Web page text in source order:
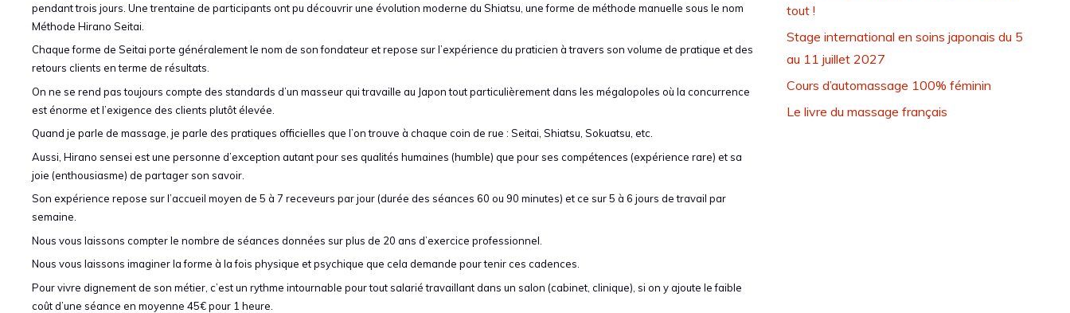
pendant trois jours. Une trentaine de participants ont pu découvrir une évolution moderne du Shiatsu, une forme de méthode manuelle sous le nom
Méthode Hirano Seitai.
Chaque forme de Seitai porte généralement le nom de son fondateur et repose sur l’expérience du praticien à travers son volume de pratique et des
retours clients en terme de résultats.
On ne se rend pas toujours compte des standards d’un masseur qui travaille au Japon tout particulièrement dans les mégalopoles où la concurrence
est énorme et l’exigence des clients plutôt élevée.
Quand je parle de massage, je parle des pratiques officielles que l’on trouve à chaque coin de rue : Seitai, Shiatsu, Sokuatsu, etc.
Aussi, Hirano sensei est une personne d’exception autant pour ses qualités humaines (humble) que pour ses compétences (expérience rare) et sa
joie (enthousiasme) de partager son savoir.
Son expérience repose sur l’accueil moyen de 5 à 7 receveurs par jour (durée des séances 60 ou 90 minutes) et ce sur 5 à 6 jours de travail par
semaine.
Nous vous laissons compter le nombre de séances données sur plus de 20 ans d’exercice professionnel.
Nous vous laissons imaginer la forme à la fois physique et psychique que cela demande pour tenir ces cadences.
Pour vivre dignement de son métier, c’est un rythme intournable pour tout salarié travaillant dans un salon (cabinet, clinique), si on y ajoute le faible
coût d’une séance en moyenne 45€ pour 1 heure.
tout !
Stage international en soins japonais du 5
au 11 juillet 2027
Cours d’automassage 100% féminin
Le livre du massage français